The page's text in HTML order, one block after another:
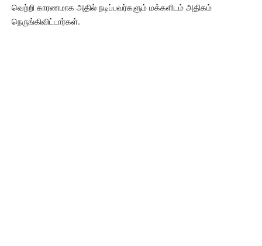
வெற்றி காரணமாக அதில் நடிப்பவர்களும் மக்களிடம் அதிகம்
நெருங்கிவிட்டார்கள்.